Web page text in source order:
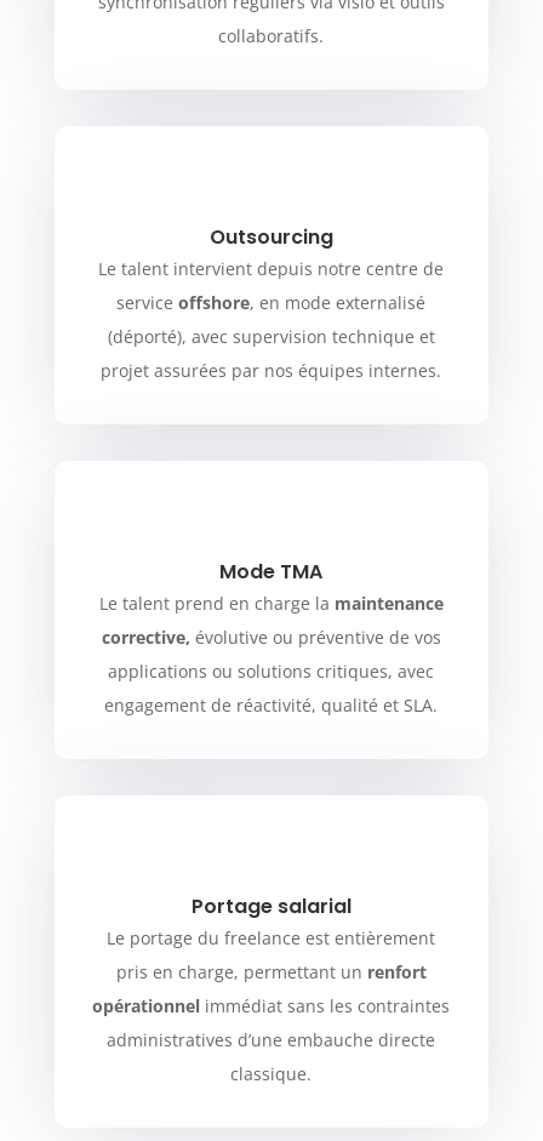
collaboratifs.
Outsourcing
Le talent intervient depuis notre centre de
serviceoffshore, en mode externalisé
(déporté), avec supervision technique et
projet assurées par nos équipes internes.
Mode TMA
Le talent prend en charge la maintenance
corrective, évolutive ou préventive de vos
applications ou solutions critiques, avec
engagement de réactivité, qualité et SLA.
Portage salarial
Le portage du freelance est entièrement
pris en charge, permettant un renfort
opérationnel immédiat sans les contraintes
administratives d’une embauche directe
classique.